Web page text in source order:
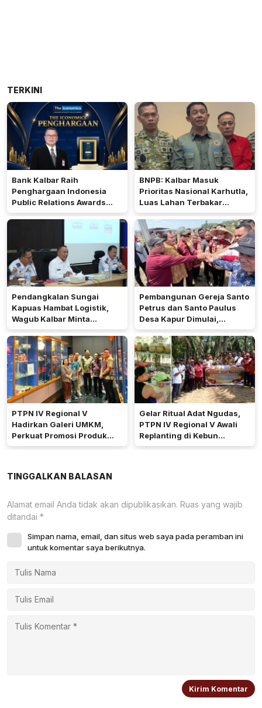
TERKINI
Bank Kalbar Raih
Penghargaan Indonesia
Public Relations Awards
2026
BNPB: Kalbar Masuk
Prioritas Nasional Karhutla,
Luas Lahan Terbakar
Peringkat Keempat
Pendangkalan Sungai
Kapuas Hambat Logistik,
Wagub Kalbar Minta
Pengerukan Diprioritaskan
Pembangunan Gereja Santo
Petrus dan Santo Paulus
Desa Kapur Dimulai,
Pemkab Kubu Raya Siapkan
Akses Jalan
PTPN IV Regional V
Hadirkan Galeri UMKM,
Perkuat Promosi Produk
Mitra Binaan Melalui Inovasi
Gelar Ritual Adat Ngudas,
PTPN IV Regional V Awali
Replanting di Kebun
Kembayan
TINGGALKAN BALASAN
Alamat email Anda tidak akan dipublikasikan. Ruas yang wajib
ditandai *
Simpan nama, email, dan situs web saya pada peramban ini
untuk komentar saya berikutnya.